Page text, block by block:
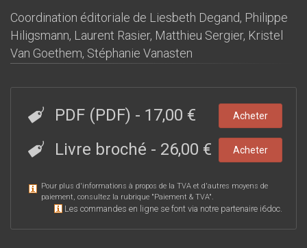
Coordination éditoriale de Liesbeth Degand, Philippe
Hiligsmann, Laurent Rasier, Matthieu Sergier, Kristel
Van Goethem, Stéphanie Vanasten
PDF (PDF) - 17,00 € Acheter
Livre broché - 26,00 € Acheter
Pour plus d'informations à propos de la TVA et d'autres moyens de
paiement, consultez la rubrique "Paiement & TVA".
Les commandes en ligne se font via notre partenaire i6doc.